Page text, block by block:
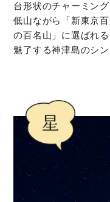
台形状のチャーミン
低山ながら「新東京
の百名山」に選ばれ
魅了する神津島のシン